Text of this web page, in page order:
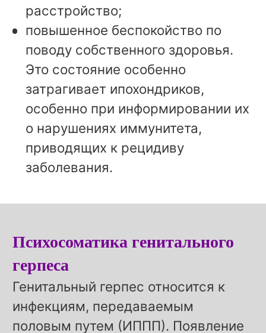
расстройство;
повышенное беспокойство по
поводу собственного здоровья.
Это состояние особенно
затрагивает ипохондриков,
особенно при информировании их
о нарушениях иммунитета,
приводящих к рецидиву
заболевания.
Психосоматика генитального
герпеса
Генитальный герпес относится к
инфекциям, передаваемым
половым путем (ИППП). Появление